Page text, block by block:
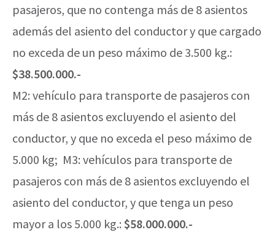
pasajeros, que no contenga más de 8 asientos
además del asiento del conductor y que cargado
no exceda de un peso máximo de 3.500 kg.:
$38.500.000.-
M2: vehículo para transporte de pasajeros con
más de 8 asientos excluyendo el asiento del
conductor, y que no exceda el peso máximo de
5.000 kg; M3: vehículos para transporte de
pasajeros con más de 8 asientos excluyendo el
asiento del conductor, y que tenga un peso
mayor a los 5.000 kg.: $58.000.000.-